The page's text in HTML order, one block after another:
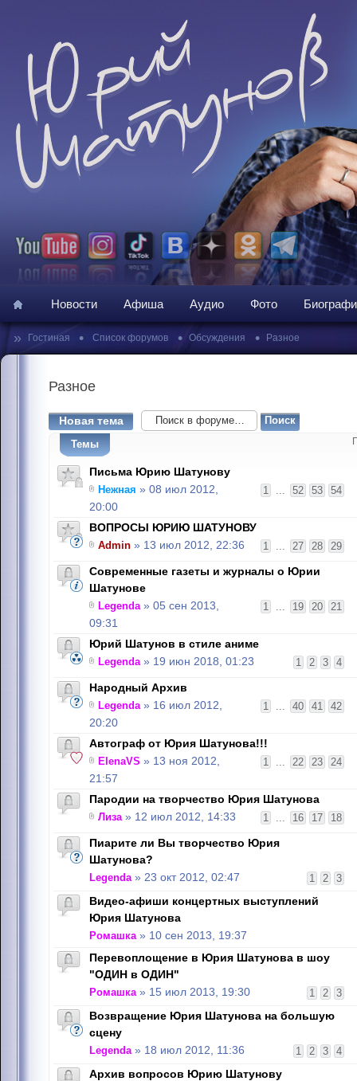
Новости Афиша Аудио Фото
» Гостиная • Список форумов • Обсуждения • Разное
Разное
Новая тема
Темы
Письма Юрию Шатунову
1 ... 52 53 54
Нежная » 08 июл 2012,
20:00
ВОПРОСЫ ЮРИЮ ШАТУНОВУ
1 ... 27 28 29
Admin » 13 июл 2012, 22:36
Современные газеты и журналы о Юрии
Шатунове
1 ... 19 20 21
Legenda» 05 сен 2013,
09:31
Юрий Шатунов в стиле аниме
1 2 3 4
Legenda» 19 июн 2018, 01:23
Народный Архив
1 ... 40 41 42
Legenda» 16 июл 2012,
20:20
Автограф от Юрия Шатунова!!!
1 ... 22 23 24
ElenaVS » 13 ноя 2012,
21:57
Пародии на творчество Юрия Шатунова
1 ... 16 17 18
Лиза» 12 июл 2012, 14:33
Пиарите ли Вы творчество Юрия
Шатунова?
1 2 3
Legenda» 23 окт 2012, 02:47
Видео-афиши концертных выступлений
Юрия Шатунова
Ромашка» 10 сен 2013, 19:37
Перевоплощение в Юрия Шатунова в шоу
"ОДИН в ОДИН"
1 2 3
Ромашка» 15 июл 2013, 19:30
Возвращение Юрия Шатунова на большую
сцену
1 2 3 4
Legenda» 18 июл 2012, 11:36
Архив вопросов Юрию Шатунову